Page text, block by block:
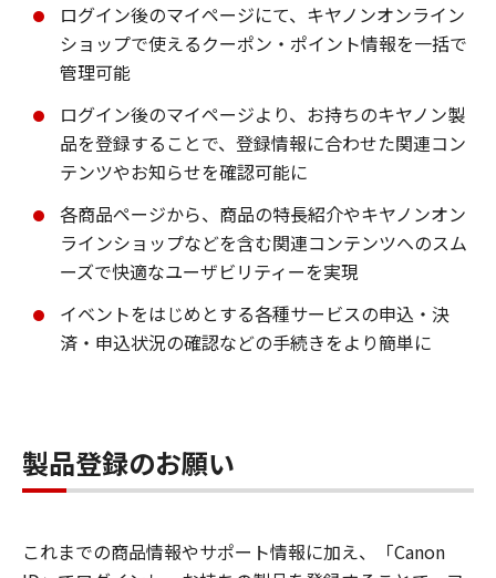
ログイン後のマイページにて、キヤノンオンライン
ショップで使えるクーポン・ポイント情報を一括で
管理可能
ログイン後のマイページより、お持ちのキヤノン製
品を登録することで、登録情報に合わせた関連コン
テンツやお知らせを確認可能に
各商品ページから、商品の特長紹介やキヤノンオン
ラインショップなどを含む関連コンテンツへのスム
ーズで快適なユーザビリティーを実現
イベントをはじめとする各種サービスの申込・決
済・申込状況の確認などの手続きをより簡単に
製品登録のお願い
これまでの商品情報やサポート情報に加え、「Canon